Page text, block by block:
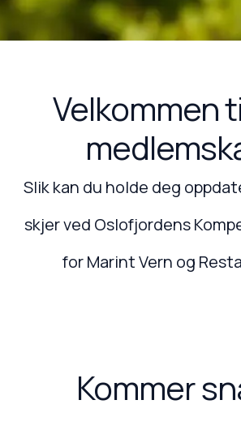
Velkommen
Slik kan du holde deg
skjer ved Oslofjordens
for Marint Vern og
Kommer